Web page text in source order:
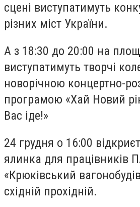
сцені виступатимуть
різних міст України.
А з 18:30 до 20:00 на
виступатимуть творчі
новорічною концертно-
програмою «Хай Новий
Вас іде!»
24 грудня о 16:00
ялинка для працівників
«Крюківський
східній прохідній.